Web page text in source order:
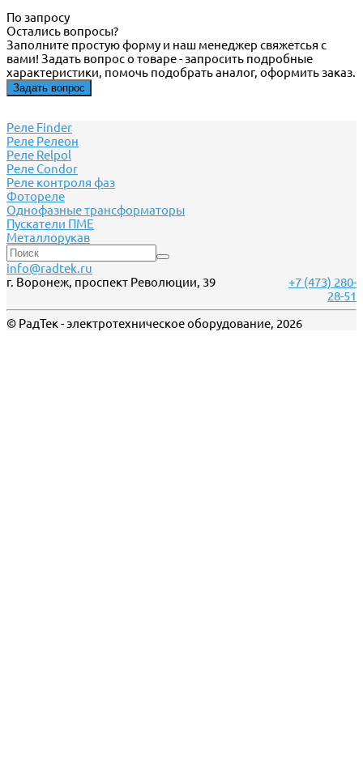
По запросу
Остались вопросы?
Заполните простую форму и наш менеджер свяжетсья с
вами! Задать вопрос о товаре - запросить подробные
характеристики, помочь подобрать аналог, оформить заказ.
Задать вопрос
Реле Finder
Реле Релеон
Реле Relpol
Реле Сondor
Реле контроля фаз
Фотореле
Однофазные трансформаторы
Пускатели ПМЕ
Металлорукав
info@radtek.ru
г. Воронеж, проспект Революции, 39
+7 (473) 280-
28-51
© РадТек - электротехническое оборудование, 2026